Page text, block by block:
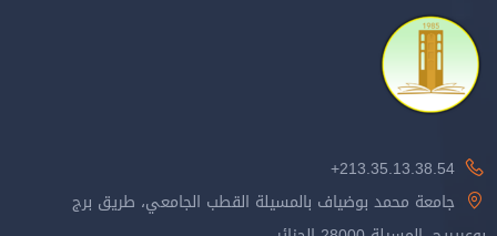
213.35.13.38.54+
جامعة محمد بوضياف بالمسيلة القطب الجامعي، طريق برج